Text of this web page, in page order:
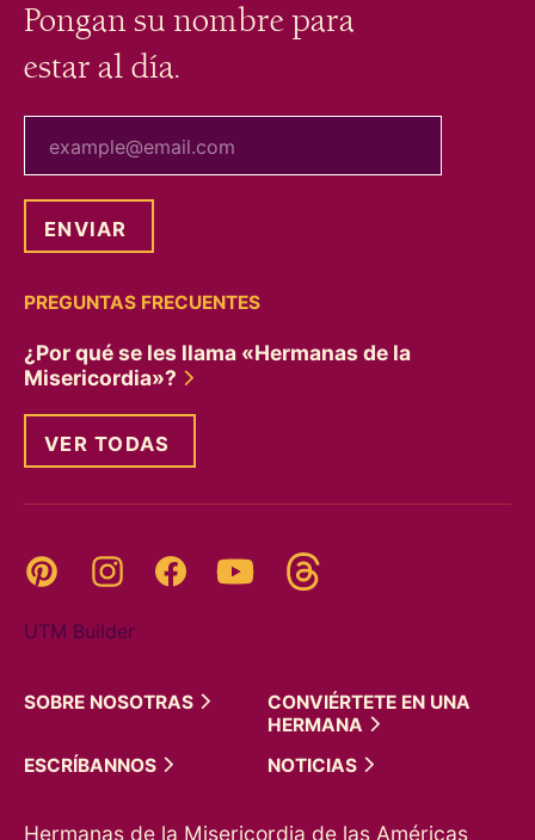
Pongan su nombre para
estar al día.
PREGUNTAS FRECUENTES
¿Por qué se les llama «Hermanas de la
Misericordia»?
VER TODAS
Pinterest InstagramFacebookYouTube
UTM Builder
SOBRE NOSOTRAS
CONVIÉRTETE EN UNA
HERMANA
ESCRÍBANNOS
NOTICIAS
Hermanas de la Misericordia de las Américas